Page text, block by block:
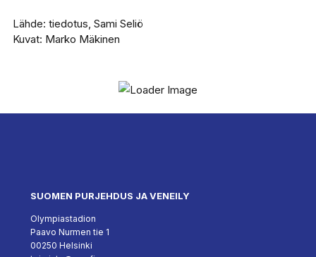
Lähde: tiedotus, Sami Seliö
Kuvat: Marko Mäkinen
SUOMEN PURJEHDUS JA VENEILY
Olympiastadion
Paavo Nurmen tie 1
00250 Helsinki